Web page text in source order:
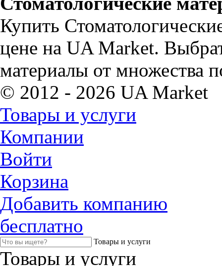
Купить
цене на UA Market.
материалы от множества
© 2012 - 2026 UA Market
Товары и услуги
Компании
Войти
Корзина
Добавить компанию
бесплатно
Товары и услуги
Товары и услуги